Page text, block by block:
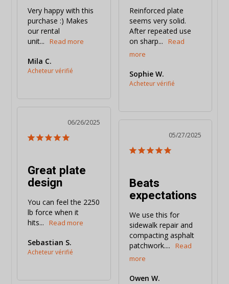
Very happy with this
purchase :) Makes
our rental
unit...
Mila C.
Reinforced plate
seems very solid.
After repeated use
on sharp...
Sophie W.
06/26/2025
Great plate
design
You can feel the 2250
lb force when it
hits...
Sebastian S.
05/27/2025
Beats
expectations
We use this for
sidewalk repair and
compacting asphalt
patchwork....
Owen W.